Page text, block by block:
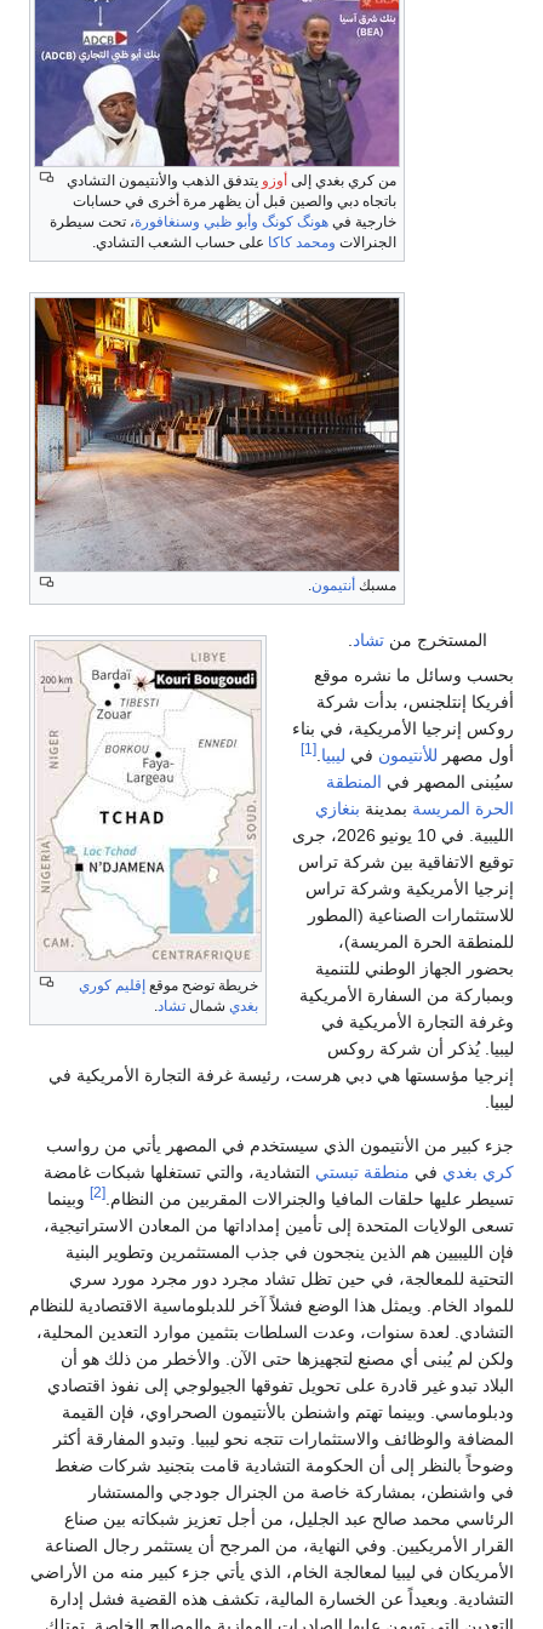
من كري بغدي إلى أوزو يتدفق الذهب والأنتيمون التشادي
باتجاه دبي والصين قبل أن يظهر مرة أخرى في حسابات
خارجية في هونگ كونگ وأبو ظبي وسنغافورة، تحت سيطرة
الجنرالات ومحمد كاكا على حساب الشعب التشادي.
مسبك أنتيمون.
خريطة توضح موقع إقليم كوري
بغدي شمال تشاد.
المستخرج منتشاد.
بحسب وسائل ما نشره موقع
أفريكا إنتلجنس، بدأت شركة
روكس إنرجيا الأمريكية، في بناء
أول مصهر للأنتيمون في ليبيا.
[1]
سيُبنى المصهر في المنطقة
الحرة المريسة بمدينة بنغازي
الليبية. في 10 يونيو 2026، جرى
توقيع الاتفاقية بين شركة تراس
إنرجيا الأمريكية وشركة تراس
للاستثمارات الصناعية (المطور
للمنطقة الحرة المريسة)،
بحضور الجهاز الوطني للتنمية
وبمباركة من السفارة الأمريكية
وغرفة التجارة الأمريكية في
ليبيا. يُذكر أن شركة روكس
إنرجيا مؤسستها هي دبي هرست، رئيسة غرفة التجارة الأمريكية في
ليبيا.
جزء كبير من الأنتيمون الذي سيستخدم في المصهر يأتي من رواسب
كري بغدي في منطقة تبستي التشادية، والتي تستغلها شبكات غامضة
تسيطر عليها حلقات المافيا والجنرالات المقربين من النظام.[2]
وبينما
تسعى الولايات المتحدة إلى تأمين إمداداتها من المعادن الاستراتيجية،
فإن الليبيين هم الذين ينجحون في جذب المستثمرين وتطوير البنية
التحتية للمعالجة، في حين تظل تشاد مجرد دور مجرد مورد سري
للمواد الخام. ويمثل هذا الوضع فشلاً آخر للدبلوماسية الاقتصادية للنظام
التشادي. لعدة سنوات، وعدت السلطات بتثمين موارد التعدين المحلية،
ولكن لم يُبنى أي مصنع لتجهيزها حتى الآن. والأخطر من ذلك هو أن
البلاد تبدو غير قادرة على تحويل تفوقها الجيولوجي إلى نفوذ اقتصادي
ودبلوماسي. وبينما تهتم واشنطن بالأنتيمون الصحراوي، فإن القيمة
المضافة والوظائف والاستثمارات تتجه نحو ليبيا. وتبدو المفارقة أكثر
وضوحاً بالنظر إلى أن الحكومة التشادية قامت بتجنيد شركات ضغط
في واشنطن، بمشاركة خاصة من الجنرال جودجي ​​والمستشار
الرئاسي محمد صالح عبد الجليل، من أجل تعزيز شبكاته بين صناع
القرار الأمريكيين. وفي النهاية، من المرجح أن يستثمر رجال الصناعة
الأمريكان في ليبيا لمعالجة الخام، الذي يأتي جزء كبير منه من الأراضي
التشادية. وبعيداً عن الخسارة المالية، تكشف هذه القضية فشل إدارة